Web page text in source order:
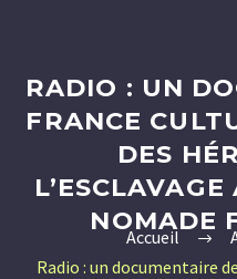
RADIO : UN
FRANCE
DES
NOMADE
Accueil
Radio : un documentaire